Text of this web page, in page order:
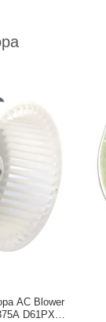
AC Blower
D61PX